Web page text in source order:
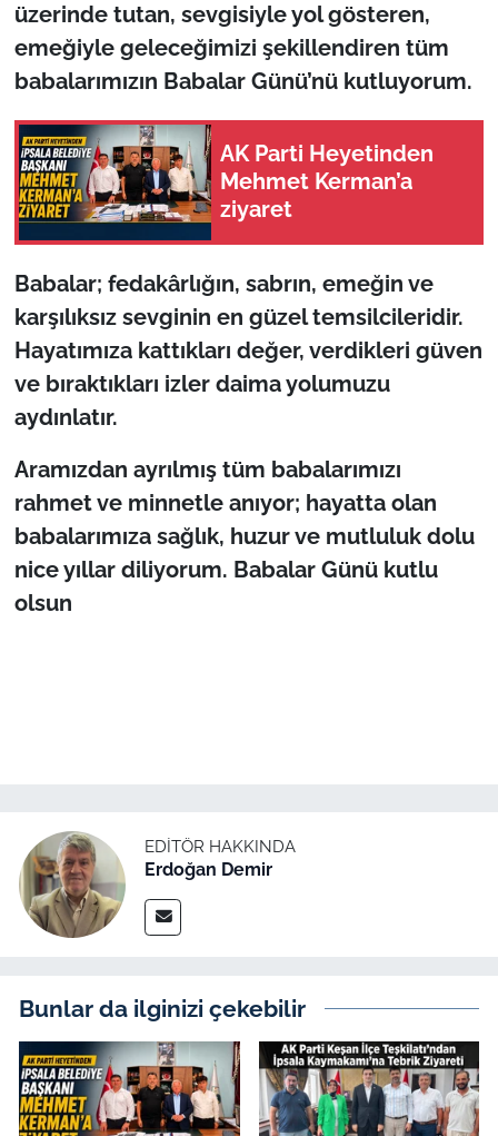
üzerinde tutan, sevgisiyle yol gösteren,
emeğiyle geleceğimizi şekillendiren tüm
babalarımızın Babalar Günü’nü kutluyorum.
AK Parti Heyetinden
Mehmet Kerman’a
ziyaret
Babalar; fedakârlığın, sabrın, emeğin ve
karşılıksız sevginin en güzel temsilcileridir.
Hayatımıza kattıkları değer, verdikleri güven
ve bıraktıkları izler daima yolumuzu
aydınlatır.
Aramızdan ayrılmış tüm babalarımızı
rahmet ve minnetle anıyor; hayatta olan
babalarımıza sağlık, huzur ve mutluluk dolu
nice yıllar diliyorum. Babalar Günü kutlu
olsun
EDITÖR HAKKINDA
Erdoğan Demir
Bunlar da ilginizi çekebilir
Dış Haberler
Magazin
İş Dünyası
Bilim Teknoloji
Canlı Maç
Finans
Genel-A
Gündem-Eğitim